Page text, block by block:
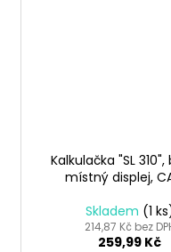
Kalkulačka "SL 310",
místný displej,
Skladem (1
214,87 Kč bez
259,99 Kč